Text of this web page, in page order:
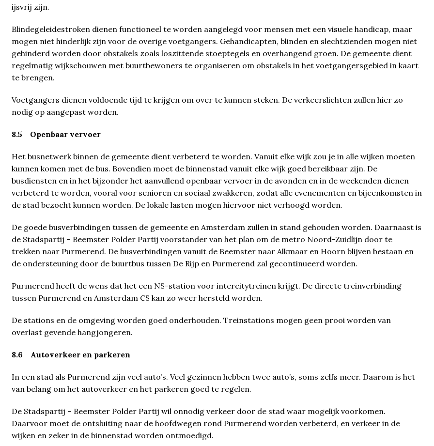
ijsvrij zijn.
Blindegeleidestroken dienen functioneel te worden aangelegd voor mensen met een visuele handicap, maar
mogen niet hinderlijk zijn voor de overige voetgangers. Gehandicapten, blinden en slechtzienden mogen niet
gehinderd worden door obstakels zoals loszittende stoeptegels en overhangend groen. De gemeente dient
regelmatig wijkschouwen met buurtbewoners te organiseren om obstakels in het voetgangersgebied in kaart
te brengen.
Voetgangers dienen voldoende tijd te krijgen om over te kunnen steken. De verkeerslichten zullen hier zo
nodig op aangepast worden.
8.5 Openbaar vervoer
Het busnetwerk binnen de gemeente dient verbeterd te worden. Vanuit elke wijk zou je in alle wijken moeten
kunnen komen met de bus. Bovendien moet de binnenstad vanuit elke wijk goed bereikbaar zijn. De
busdiensten en in het bijzonder het aanvullend openbaar vervoer in de avonden en in de weekenden dienen
verbeterd te worden, vooral voor senioren en sociaal zwakkeren, zodat alle evenementen en bijeenkomsten in
de stad bezocht kunnen worden. De lokale lasten mogen hiervoor niet verhoogd worden.
De goede busverbindingen tussen de gemeente en Amsterdam zullen in stand gehouden worden. Daarnaast is
de Stadspartij – Beemster Polder Partij voorstander van het plan om de metro Noord-Zuidlijn door te
trekken naar Purmerend. De busverbindingen vanuit de Beemster naar Alkmaar en Hoorn blijven bestaan en
de ondersteuning door de buurtbus tussen De Rijp en Purmerend zal gecontinueerd worden.
Purmerend heeft de wens dat het een NS-station voor intercitytreinen krijgt. De directe treinverbinding
tussen Purmerend en Amsterdam CS kan zo weer hersteld worden.
De stations en de omgeving worden goed onderhouden. Treinstations mogen geen prooi worden van
overlast gevende hangjongeren.
8.6 Autoverkeer en parkeren
In een stad als Purmerend zijn veel auto’s. Veel gezinnen hebben twee auto’s, soms zelfs meer. Daarom is het
van belang om het autoverkeer en het parkeren goed te regelen.
De Stadspartij – Beemster Polder Partij wil onnodig verkeer door de stad waar mogelijk voorkomen.
Daarvoor moet de ontsluiting naar de hoofdwegen rond Purmerend worden verbeterd, en verkeer in de
wijken en zeker in de binnenstad worden ontmoedigd.